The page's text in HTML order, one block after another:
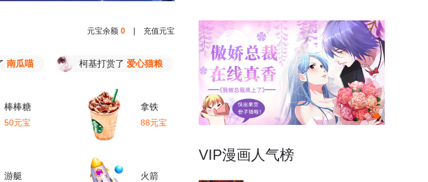
元宝余额 0 充值元宝
柯基打赏了爱心猫粮 心月玲珑打赏了爱心猫粮 漫友605754打赏了
棒棒糖
50元宝
拿铁
88元宝
游艇 火箭
VIP漫画人气榜